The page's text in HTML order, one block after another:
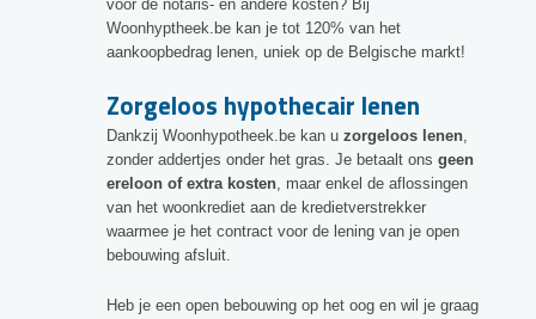
voor de notaris- en andere kosten? Bij
Woonhyptheek.be kan je tot 120% van het
aankoopbedrag lenen, uniek op de Belgische markt!
Zorgeloos hypothecair lenen
Dankzij Woonhypotheek.be kan u zorgeloos lenen,
zonder addertjes onder het gras. Je betaalt ons geen
ereloon of extra kosten, maar enkel de aflossingen
van het woonkrediet aan de kredietverstrekker
waarmee je het contract voor de lening van je open
bebouwing afsluit.
Heb je een open bebouwing op het oog en wil je graag